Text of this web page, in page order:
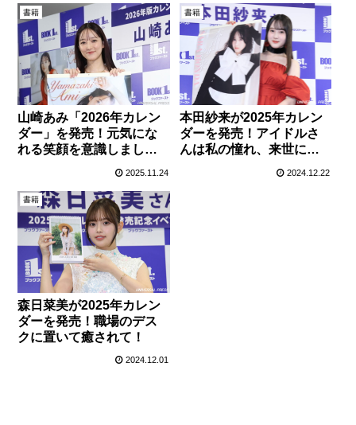
書籍
山崎あみ「2026年カレン
ダー」を発売！元気にな
れる笑顔を意識しまし
2025.11.24
書籍
本田紗来が2025年カレン
ダーを発売！アイドルさ
んは私の憧れ、来世にな
2024.12.22
書籍
森日菜美が2025年カレン
ダーを発売！職場のデス
クに置いて癒されて！
2024.12.01